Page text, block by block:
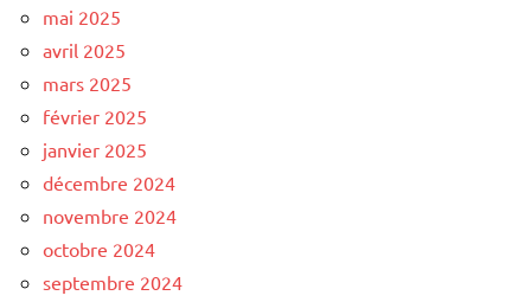
mai 2025
avril 2025
mars 2025
février 2025
janvier 2025
décembre 2024
novembre 2024
octobre 2024
septembre 2024